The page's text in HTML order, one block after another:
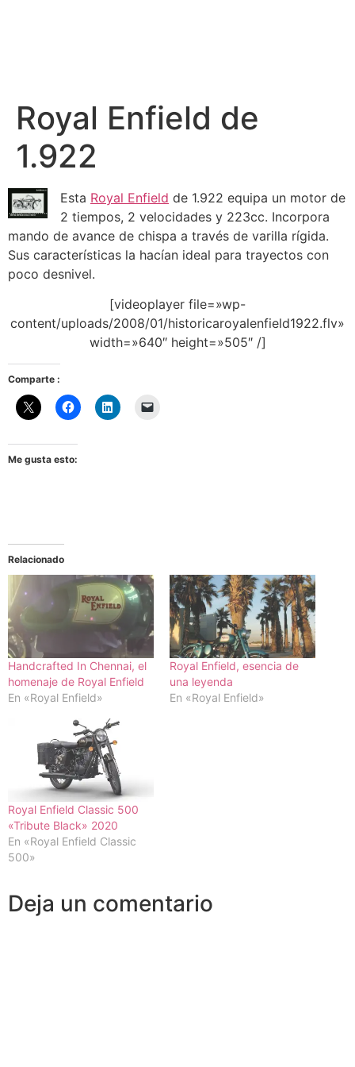
Royal Enfield de
1.922
Esta Royal Enfield de 1.922 equipa un motor de
2 tiempos, 2 velocidades y 223cc. Incorpora
mando de avance de chispa a través de varilla rígida.
Sus características la hacían ideal para trayectos con
poco desnivel.
[videoplayer file=»wp-
content/uploads/2008/01/historicaroyalenfield1922.flv»
width=»640″ height=»505″ /]
Comparte :
Me gusta esto:
Relacionado
Handcrafted In Chennai, el
homenaje de Royal Enfield
En «Royal Enfield»
Royal Enfield, esencia de
una leyenda
En «Royal Enfield»
Royal Enfield Classic 500
«Tribute Black» 2020
En «Royal Enfield Classic
500»
Deja un comentario